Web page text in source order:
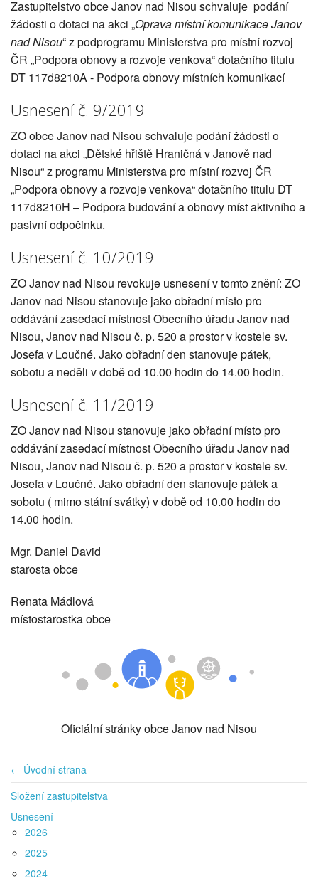
Zastupitelstvo obce Janov nad Nisou schvaluje podání
žádosti o dotaci na akci „Oprava místní komunikace Janov
nad Nisou“ z podprogramu Ministerstva pro místní rozvoj
ČR „Podpora obnovy a rozvoje venkova“ dotačního titulu
DT 117d8210A - Podpora obnovy místních komunikací
Usnesení č. 9/2019
ZO obce Janov nad Nisou schvaluje podání žádosti o
dotaci na akci „Dětské hřiště Hraničná v Janově nad
Nisou“ z programu Ministerstva pro místní rozvoj ČR
„Podpora obnovy a rozvoje venkova“ dotačního titulu DT
117d8210H – Podpora budování a obnovy míst aktivního a
pasivní odpočinku.
Usnesení č. 10/2019
ZO Janov nad Nisou revokuje usnesení v tomto znění: ZO
Janov nad Nisou stanovuje jako obřadní místo pro
oddávání zasedací místnost Obecního úřadu Janov nad
Nisou, Janov nad Nisou č. p. 520 a prostor v kostele sv.
Josefa v Loučné. Jako obřadní den stanovuje pátek,
sobotu a neděli v době od 10.00 hodin do 14.00 hodin.
Usnesení č. 11/2019
ZO Janov nad Nisou stanovuje jako obřadní místo pro
oddávání zasedací místnost Obecního úřadu Janov nad
Nisou, Janov nad Nisou č. p. 520 a prostor v kostele sv.
Josefa v Loučné. Jako obřadní den stanovuje pátek a
sobotu ( mimo státní svátky) v době od 10.00 hodin do
14.00 hodin.
Mgr. Daniel David
starosta obce
Renata Mádlová
místostarostka obce
Oficiální stránky obce Janov nad Nisou
← Úvodní strana
Složení zastupitelstva
Usnesení
2026
2025
2024